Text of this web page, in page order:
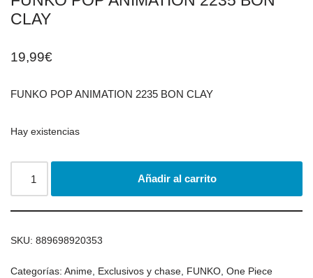
CLAY
19,99€
FUNKO POP ANIMATION 2235 BON CLAY
Hay existencias
Añadir al carrito
SKU: 889698920353
Categorías: Anime, Exclusivos y chase, FUNKO, One Piece